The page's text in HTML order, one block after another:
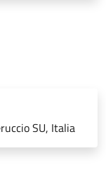
SU, Italia